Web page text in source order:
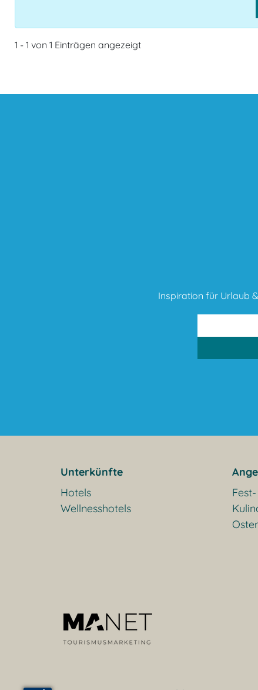
1 - 1 von 1 Einträgen angezeigt
Inspiration für Urlaub
Unterkünfte
Hotels
Wellnesshotels